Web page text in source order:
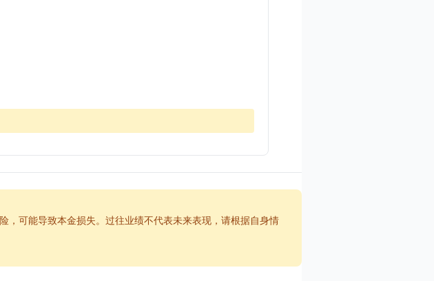
，可能导致本金损失。过往业绩不代表未来表现，请根据自身情